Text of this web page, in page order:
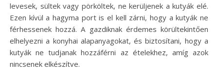
levesek, sültek vagy pörköltek, ne kerüljenek a kutyák elé.
Ezen kívül a hagyma port is el kell zárni, hogy a kutyák ne
férhessenek hozzá. A gazdiknak érdemes körültekintően
elhelyezni a konyhai alapanyagokat, és biztosítani, hogy a
kutyák ne tudjanak hozzáférni az ételekhez, amíg azok
nincsenek elkészítve.